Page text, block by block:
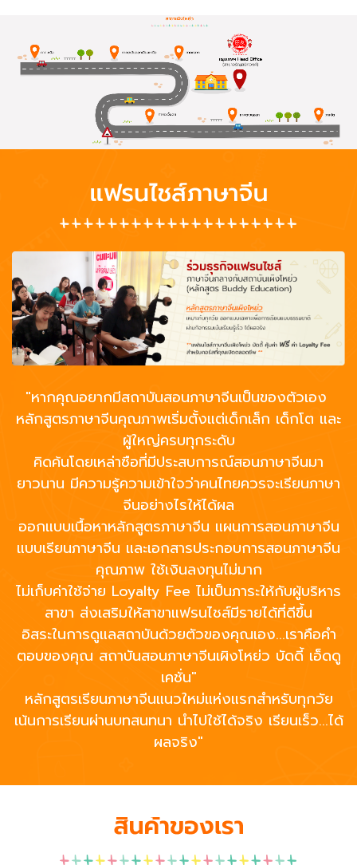
"หากคุณอยากมีสถาบันสอนภาษาจีนเป็นของตัวเอง
หลักสูตรภาษาจีนคุณภาพเริ่มตั้งแต่เด็กเล็ก เด็กโต และ
ผู้ใหญ่ครบทุกระดับ
คิดค้นโดยเหล่าซือที่มีประสบการณ์สอนภาษาจีนมา
ยาวนาน มีความรู้ความเข้าใจว่าคนไทยควรจะเรียนภาษา
จีนอย่างไรให้ได้ผล
ออกแบบเนื้อหาหลักสูตรภาษาจีน แผนการสอนภาษาจีน
แบบเรียนภาษาจีน และเอกสารประกอบการสอนภาษาจีน
คุณภาพ ใช้เงินลงทุนไม่มาก
ไม่เก็บค่าใช้จ่าย Loyalty Fee ไม่เป็นภาระให้กับผู้บริหาร
สาขา ส่งเสริมให้สาขาแฟรนไชส์มีรายได้ที่ดีขึ้น
อิสระในการดูแลสถาบันด้วยตัวของคุณเอง...เราคือคำ
ตอบของคุณ สถาบันสอนภาษาจีนเผิงโหย่ว บัดดี้ เอ็ดดู
เคชั่น"
หลักสูตรเรียนภาษาจีนแนวใหม่แห่งแรกสำหรับทุกวัย
เน้นการเรียนผ่านบทสนทนา นำไปใช้ได้จริง เรียนเร็ว...ได้
ผลจริง"